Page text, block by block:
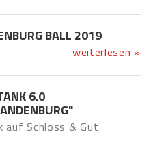
BALL 2019
weiterlesen »
6.0
auf Schloss & Gut